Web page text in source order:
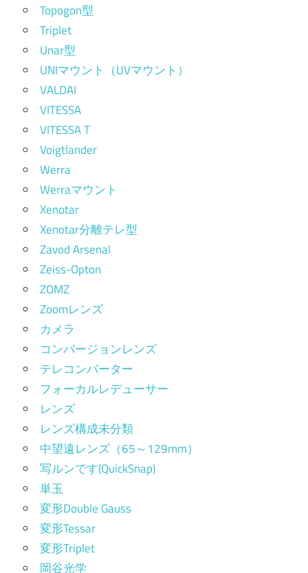
Topogon型
Triplet
Unar型
UNIマウント（UVマウント）
VALDAI
VITESSA
VITESSA T
Voigtlander
Werra
Werraマウント
Xenotar
Xenotar分離テレ型
Zavod Arsenal
Zeiss-Opton
ZOMZ
Zoomレンズ
カメラ
コンバージョンレンズ
テレコンバーター
フォーカルレデューサー
レンズ
レンズ構成未分類
中望遠レンズ（65～129mm）
写ルンです(QuickSnap)
単玉
変形Double Gauss
変形Tessar
変形Triplet
岡谷光学